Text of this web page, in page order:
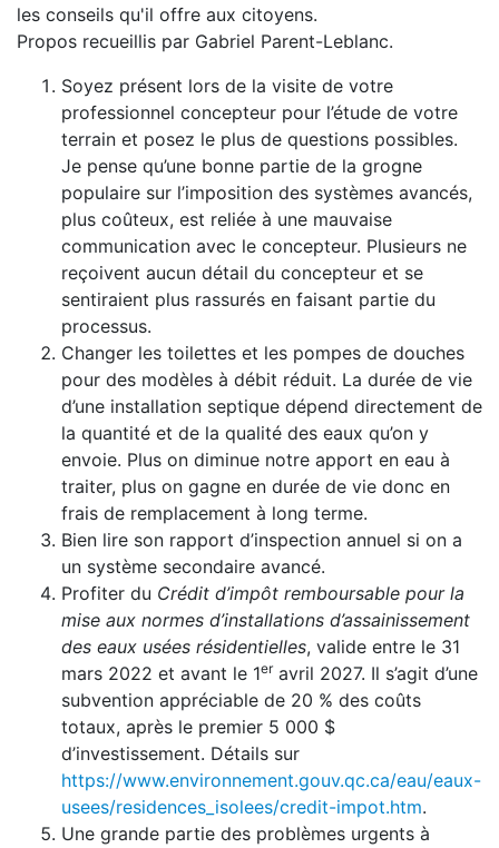
les conseils qu'il offre aux citoyens.
Propos recueillis par Gabriel Parent-Leblanc.
Soyez présent lors de la visite de votre
professionnel concepteur pour l’étude de votre
terrain et posez le plus de questions possibles.
Je pense qu’une bonne partie de la grogne
populaire sur l’imposition des systèmes avancés,
plus coûteux, est reliée à une mauvaise
communication avec le concepteur. Plusieurs ne
reçoivent aucun détail du concepteur et se
sentiraient plus rassurés en faisant partie du
processus.
Changer les toilettes et les pompes de douches
pour des modèles à débit réduit. La durée de vie
d’une installation septique dépend directement de
la quantité et de la qualité des eaux qu’on y
envoie. Plus on diminue notre apport en eau à
traiter, plus on gagne en durée de vie donc en
frais de remplacement à long terme.
Bien lire son rapport d’inspection annuel si on a
un système secondaire avancé.
Profiter du Crédit d’impôt remboursable pour la
mise aux normes d’installations d’assainissement
des eaux usées résidentielles, valide entre le 31
mars 2022 et avant le 1eravril 2027. Il s’agit d’une
subvention appréciable de 20 % des coûts
totaux, après le premier 5 000 $
d’investissement. Détails sur
https://www.environnement.gouv.qc.ca/eau/eaux-
usees/residences_isolees/credit-impot.htm.
Une grande partie des problèmes urgents à